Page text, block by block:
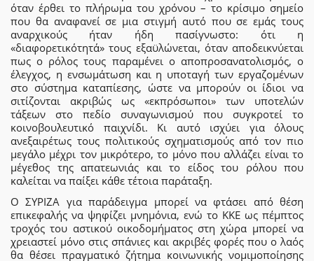
όταν έρθει το πλήρωμα του χρόνου – το κρίσιμο σημείο
που θα αναφανεί σε μια στιγμή αυτό που σε εμάς τους
αναρχικούς ήταν ήδη πασίγνωστο: ότι η
«διαφορετικότητά» τους εξαϋλώνεται, όταν αποδεικνύεται
πως ο ρόλος τους παραμένει ο αποπροσανατολισμός, ο
έλεγχος, η ενσωμάτωση και η υποταγή των εργαζομένων
στο σύστημα καταπίεσης, ώστε να μπορούν οι ίδιοι να
σιτίζονται ακριβώς ως «εκπρόσωποι» των υποτελών
τάξεων στο πεδίο συναγωνισμού που συγκροτεί το
κοινοβουλευτικό παιχνίδι. Κι αυτό ισχύει για όλους
ανεξαιρέτως τους πολιτικούς σχηματισμούς από τον πιο
μεγάλο μέχρι τον μικρότερο, το μόνο που αλλάζει είναι το
μέγεθος της απατεωνιάς και το είδος του ρόλου που
καλείται να παίξει κάθε τέτοια παράταξη.
Ο ΣΥΡΙΖΑ για παράδειγμα μπορεί να φτάσει από θέση
επικεφαλής να ψηφίζει μνημόνια, ενώ το ΚΚΕ ως πέμπτος
τροχός του αστικού οικοδομήματος στη χώρα μπορεί να
χρειαστεί μόνο στις σπάνιες και ακριβές φορές που ο λαός
θα θέσει πραγματικό ζήτημα κοινωνικής νομιμοποίησης